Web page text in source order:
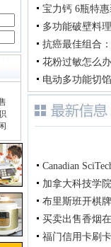
宝力钙 6瓶特惠
多功能破壁料
抗癌最佳组合
花粉过敏怎么
电动多功能切
Canadian
加拿大科技学
布里斯班开棋
买卖出售香烟
福门信用卡刷